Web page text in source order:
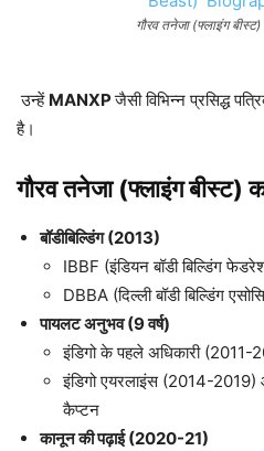
गौरव तनेजा (फ्लाइंग बीस्ट)
उन्हें MANXPजैसी विभिन्न प्रसिद्ध
है।
गौरव तनेजा (फ्लाइंग बीस्ट)
बॉडीबिल्डिंग (2013)
IBBF (इंडियन बॉडी बिल्डिंग
DBBA (दिल्ली बॉडी बिल्डिंग
पायलट अनुभव (9 वर्ष)
इंडिगो के पहले अधिकारी (2011-
इंडिगो एयरलाइंस (2014-
कैप्टन
कानून की पढ़ाई (2020-21)